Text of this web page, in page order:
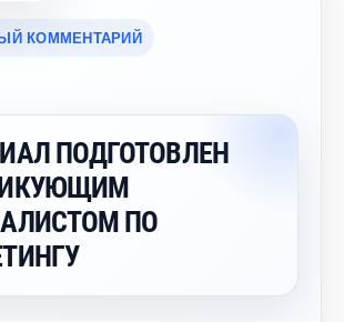
КОММЕНТАРИЙ
ПОДГОТОВЛЕН
ПО